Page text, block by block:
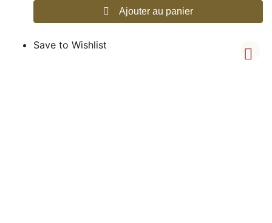
Ajouter au panier
Save to Wishlist